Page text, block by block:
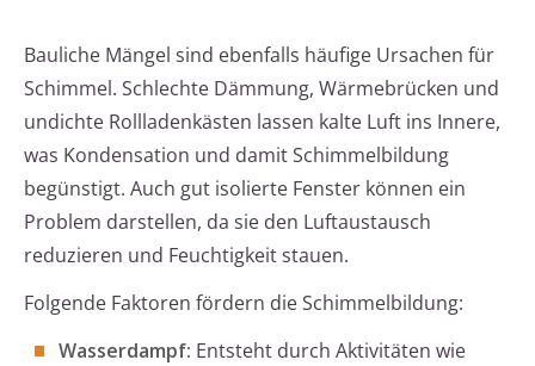
Bauliche Mängel sind ebenfalls häufige Ursachen für
Schimmel. Schlechte Dämmung, Wärmebrücken und
undichte Rollladenkästen lassen kalte Luft ins Innere,
was Kondensation und damit Schimmelbildung
begünstigt. Auch gut isolierte Fenster können ein
Problem darstellen, da sie den Luftaustausch
reduzieren und Feuchtigkeit stauen.
Folgende Faktoren fördern die Schimmelbildung:
Wasserdampf: Entsteht durch Aktivitäten wie